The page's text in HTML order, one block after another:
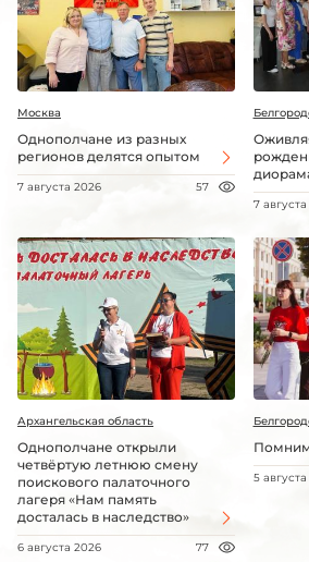
Москва
Однополчане из разных
регионов делятся опытом
7 августа 2026 57
7
Архангельская область
Однополчане открыли
четвёртую летнюю смену
поискового палаточного
лагеря «Нам память
досталась в наследство»
6 августа 2026 77
5